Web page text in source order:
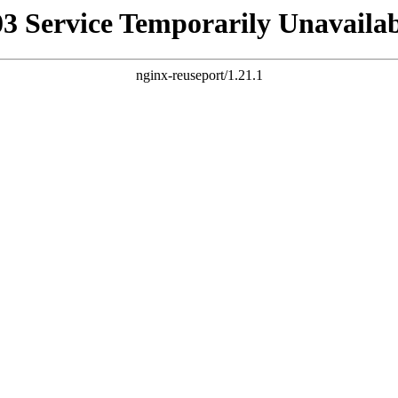
Service Temporarily
nginx-reuseport/1.21.1